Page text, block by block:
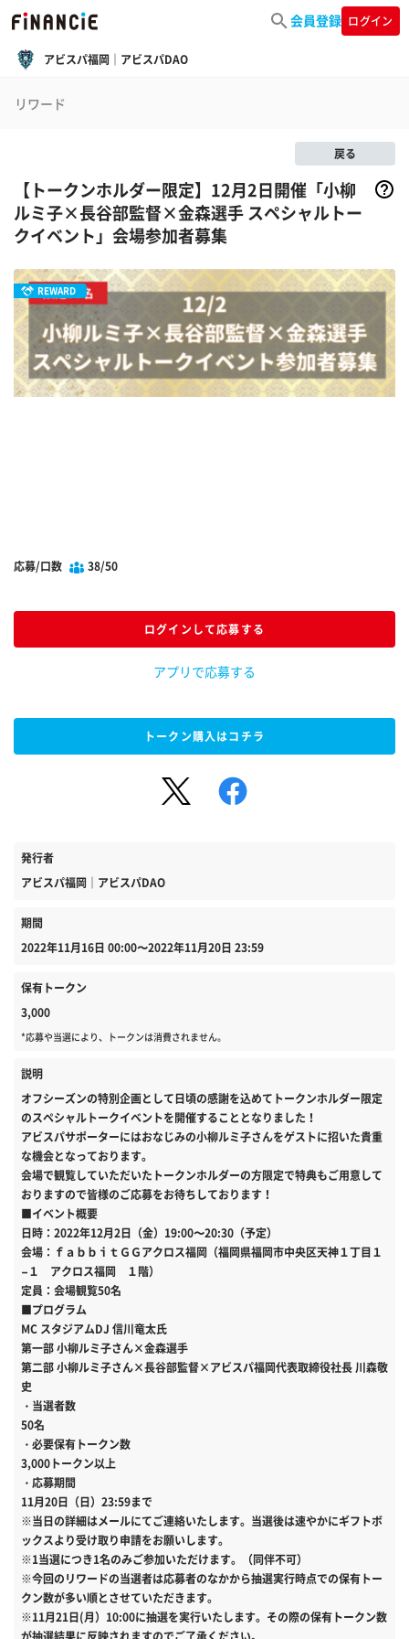
会員登録 ログイン
アビスパ福岡｜アビスパDAO
リワード
戻る
【トークンホルダー限定】12月2日開催「小柳
ルミ子×長谷部監督×金森選手 スペシャルトー
クイベント」会場参加者募集
REWARD
ログインして応募する
アプリで応募する
応募/口数 38/50
トークン購入はコチラ
発行者
アビスパ福岡｜アビスパDAO
期間
2022年11月16日 00:00〜2022年11月20日 23:59
保有トークン
3,000
*応募や当選により、トークンは消費されません。
説明
オフシーズンの特別企画として日頃の感謝を込めてトークンホルダー限定
のスペシャルトークイベントを開催することとなりました！
アビスパサポーターにはおなじみの小柳ルミ子さんをゲストに招いた貴重
な機会となっております。
会場で観覧していただいたトークンホルダーの方限定で特典もご用意して
おりますので皆様のご応募をお待ちしております！
■イベント概要
日時：2022年12月2日（金）19:00〜20:30（予定）
会場：ｆａｂｂｉｔＧＧアクロス福岡（福岡県福岡市中央区天神１丁目１
−１ アクロス福岡 １階）
定員：会場観覧50名
■プログラム
MC スタジアムDJ 信川竜太氏
第一部 小柳ルミ子さん×金森選手
第二部 小柳ルミ子さん×長谷部監督×アビスパ福岡代表取締役社長 川森敬
史
・当選者数
50名
・必要保有トークン数
3,000トークン以上
・応募期間
11月20日（日）23:59まで
※当日の詳細はメールにてご連絡いたします。当選後は速やかにギフトボ
ックスより受け取り申請をお願いします。
※1当選につき1名のみご参加いただけます。（同伴不可）
※今回のリワードの当選者は応募者のなかから抽選実行時点での保有トー
クン数が多い順とさせていただきます。
※11月21日(月）10:00に抽選を実行いたします。その際の保有トークン数